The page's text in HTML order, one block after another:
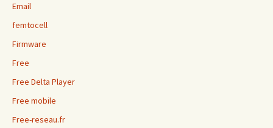
Email
femtocell
Firmware
Free
Free Delta Player
Free mobile
Free-reseau.fr